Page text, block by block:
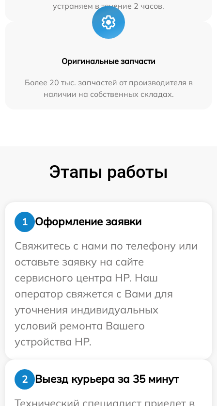
устраняем в течение 2 часов.
Оригинальные запчасти
Более 20 тыс. запчастей от производителя в
наличии на собственных складах.
Этапы работы
1
Оформление заявки
Свяжитесь с нами по телефону или
оставьте заявку на сайте
сервисного центра HP. Наш
оператор свяжется с Вами для
уточнения индивидуальных
условий ремонта Вашего
устройства HP.
2
Выезд курьера за 35 минут
Технический специалист приедет в